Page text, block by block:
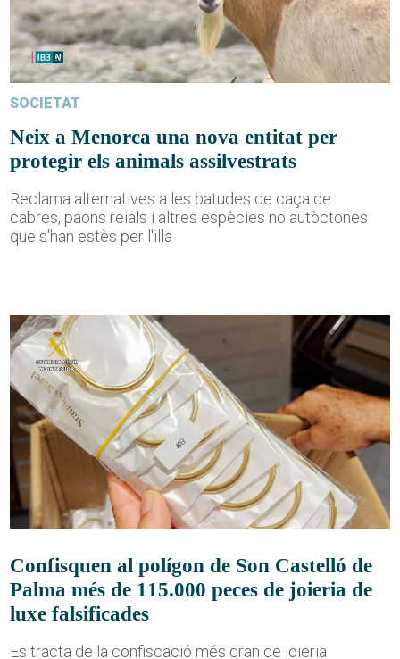
SOCIETAT
Neix a Menorca una nova entitat per
protegir els animals assilvestrats
Reclama alternatives a les batudes de caça de
cabres, paons reials i altres espècies no autòctones
que s'han estès per l'illa
Confisquen al polígon de Son Castelló de
Palma més de 115.000 peces de joieria de
luxe falsificades
Es tracta de la confiscació més gran de joieria